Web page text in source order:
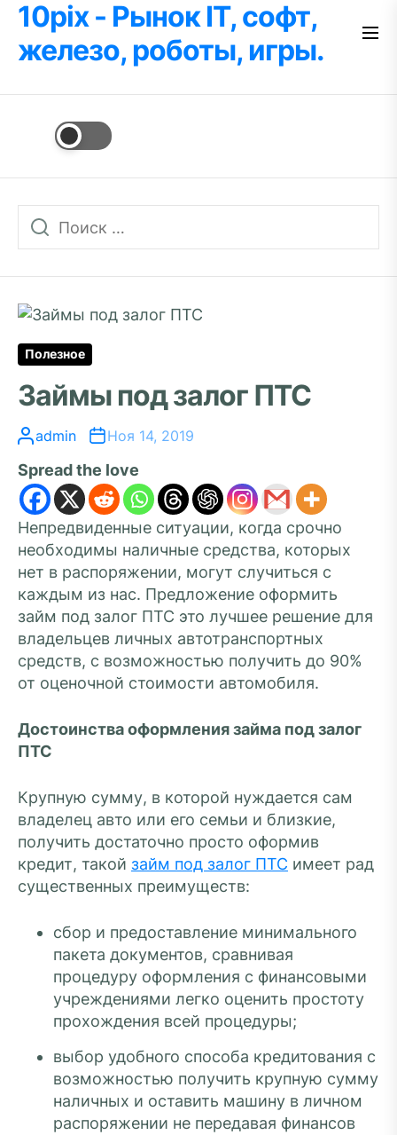
Перейти
содержимому
10pix - Рынок IT, софт,
железо, роботы, игры.
Полезное
Займы под залог ПТС
admin Ноя 14, 2019
Spread the love
Непредвиденные ситуации, когда срочно
необходимы наличные средства, которых
нет в распоряжении, могут случиться с
каждым из нас. Предложение оформить
займ под залог ПТС это лучшее решение для
владельцев личных автотранспортных
средств, с возможностью получить до 90%
от оценочной стоимости автомобиля.
Достоинства оформления займа под залог
ПТС
Крупную сумму, в которой нуждается сам
владелец авто или его семьи и близкие,
получить достаточно просто оформив
кредит, такой займ под залог ПТС имеет рад
существенных преимуществ:
сбор и предоставление минимального
пакета документов, сравнивая
процедуру оформления с финансовыми
учреждениями легко оценить простоту
прохождения всей процедуры;
выбор удобного способа кредитования с
возможностью получить крупную сумму
наличных и оставить машину в личном
распоряжении не передавая финансов